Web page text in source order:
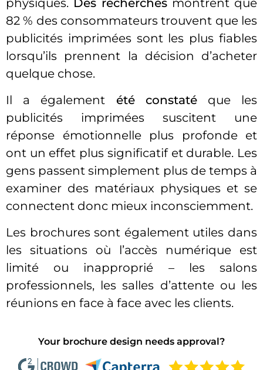
physiques. Des recherchesmontrent que
82 % des consommateurs trouvent que les
publicités imprimées sont les plus fiables
lorsqu’ils prennent la décision d’acheter
quelque chose.
Il a également été constatéque les
publicités imprimées suscitent une
réponse émotionnelle plus profonde et
ont un effet plus significatif et durable. Les
gens passent simplement plus de temps à
examiner des matériaux physiques et se
connectent donc mieux inconsciemment.
Les brochures sont également utiles dans
les situations où l’accès numérique est
limité ou inapproprié – les salons
professionnels, les salles d’attente ou les
réunions en face à face avec les clients.
Your brochure design needs approval?